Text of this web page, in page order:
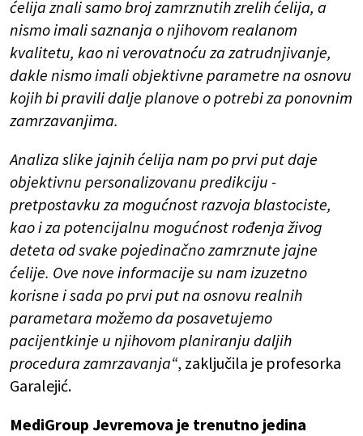
ćelija znali samo broj zamrznutih zrelih ćelija, a
nismo imali saznanja o njihovom realanom
kvalitetu, kao ni verovatnoću za zatrudnjivanje,
dakle nismo imali objektivne parametre na osnovu
kojih bi pravili dalje planove o potrebi za ponovnim
zamrzavanjima.
Analiza slike jajnih ćelija nam po prvi put daje
objektivnu personalizovanu predikciju -
pretpostavku za mogućnost razvoja blastociste,
kao i za potencijalnu mogućnost rođenja živog
deteta od svake pojedinačno zamrznute jajne
ćelije. Ove nove informacije su nam izuzetno
korisne i sada po prvi put na osnovu realnih
parametara možemo da posavetujemo
pacijentkinje u njihovom planiranju daljih
procedura zamrzavanja“, zaključila je profesorka
Garalejić.
MediGroup Jevremova je trenutno jedina